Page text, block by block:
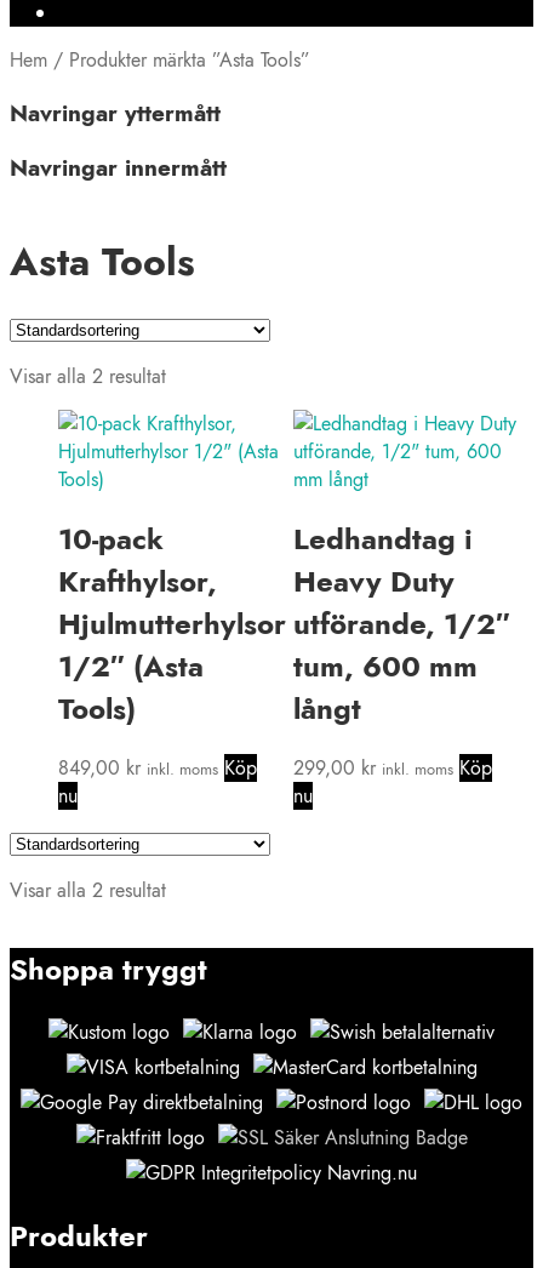
Hem / Produkter märkta ”Asta Tools”
Asta Tools
Visar alla 2 resultat
10-pack
Krafthylsor,
Hjulmutterhylsor
1/2″ (Asta
Tools)
849,00 kr inkl. moms Köp
nu
Ledhandtag i
Heavy Duty
utförande, 1/2″
tum, 600 mm
långt
299,00 kr inkl. moms Köp
nu
Visar alla 2 resultat
Navringar yttermått
Navringar innermått
Shoppa tryggt
Produkter